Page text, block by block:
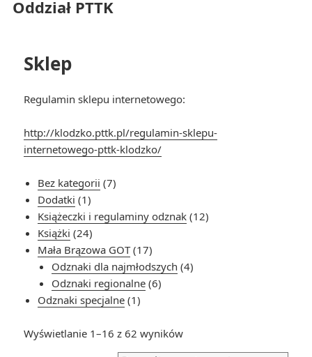
Oddział PTTK
Sklep
Regulamin sklepu internetowego:
http://klodzko.pttk.pl/regulamin-sklepu-
internetowego-pttk-klodzko/
Bez kategorii 77
Dodatki 11
produkt
Książeczki i regulaminy odznak 1212
Książki 2424
produkty
Mała Brązowa GOT 1717
produktów
Odznaki dla najmłodszych 44
Odznaki regionalne 66
Odznaki specjalne 11
Wyświetlanie 1–16 z 62 wyników